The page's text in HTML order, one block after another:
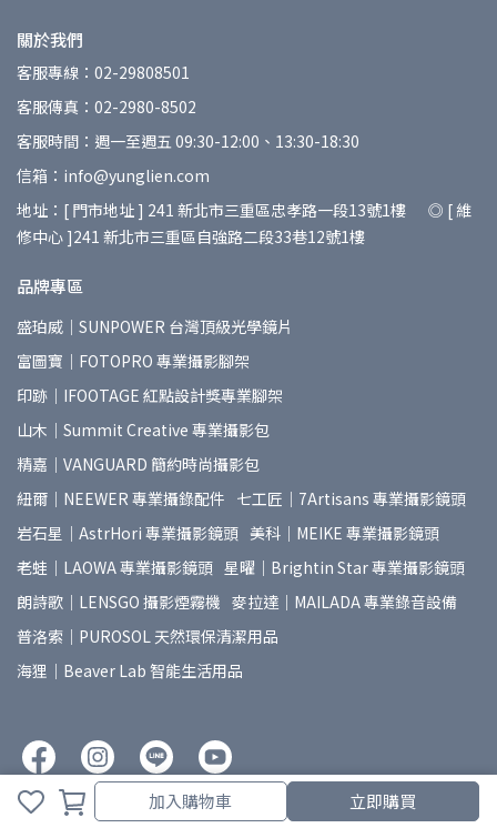
取消 完成
加入購物車 立即購買
關於我們
客服專線：02-29808501
客服傳真：02-2980-8502
客服時間：週一至週五 09:30-12:00、13:30-18:30
信箱：info@yunglien.com
地址：[ 門市地址 ] 241 新北市三重區忠孝路一段13號1樓 ◎ [ 維
修中心 ]241 新北市三重區自強路二段33巷12號1樓
品牌專區
盛珀威｜SUNPOWER 台灣頂級光學鏡片
富圖寶｜FOTOPRO 專業攝影腳架
印跡｜IFOOTAGE 紅點設計獎專業腳架
山木｜Summit Creative 專業攝影包
精嘉｜VANGUARD 簡約時尚攝影包
紐爾｜NEEWER 專業攝錄配件 七工匠｜7Artisans 專業攝影鏡頭
岩石星｜AstrHori 專業攝影鏡頭 美科｜MEIKE 專業攝影鏡頭
老蛙｜LAOWA 專業攝影鏡頭 星曜｜Brightin Star 專業攝影鏡頭
朗詩歌｜LENSGO 攝影煙霧機 麥拉達｜MAILADA 專業錄音設備
普洛索｜PUROSOL 天然環保清潔用品
海狸｜Beaver Lab 智能生活用品